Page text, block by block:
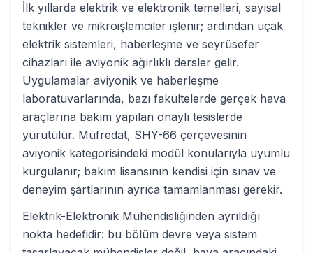
İlk yıllarda elektrik ve elektronik temelleri, sayısal
teknikler ve mikroişlemciler işlenir; ardından uçak
elektrik sistemleri, haberleşme ve seyrüsefer
cihazları ile aviyonik ağırlıklı dersler gelir.
Uygulamalar aviyonik ve haberleşme
laboratuvarlarında, bazı fakültelerde gerçek hava
araçlarına bakım yapılan onaylı tesislerde
yürütülür. Müfredat, SHY-66 çerçevesinin
aviyonik kategorisindeki modül konularıyla uyumlu
kurgulanır; bakım lisansının kendisi için sınav ve
deneyim şartlarının ayrıca tamamlanması gerekir.
Elektrik-Elektronik Mühendisliğinden ayrıldığı
nokta hedefidir: bu bölüm devre veya sistem